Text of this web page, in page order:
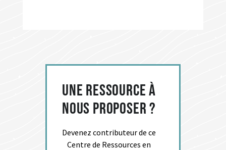
Une ressource à
nous proposer ?
Devenez contributeur de ce
Centre de Ressources en